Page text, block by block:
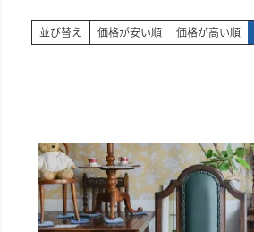
並び替え 価格が安い順 価格が高い順